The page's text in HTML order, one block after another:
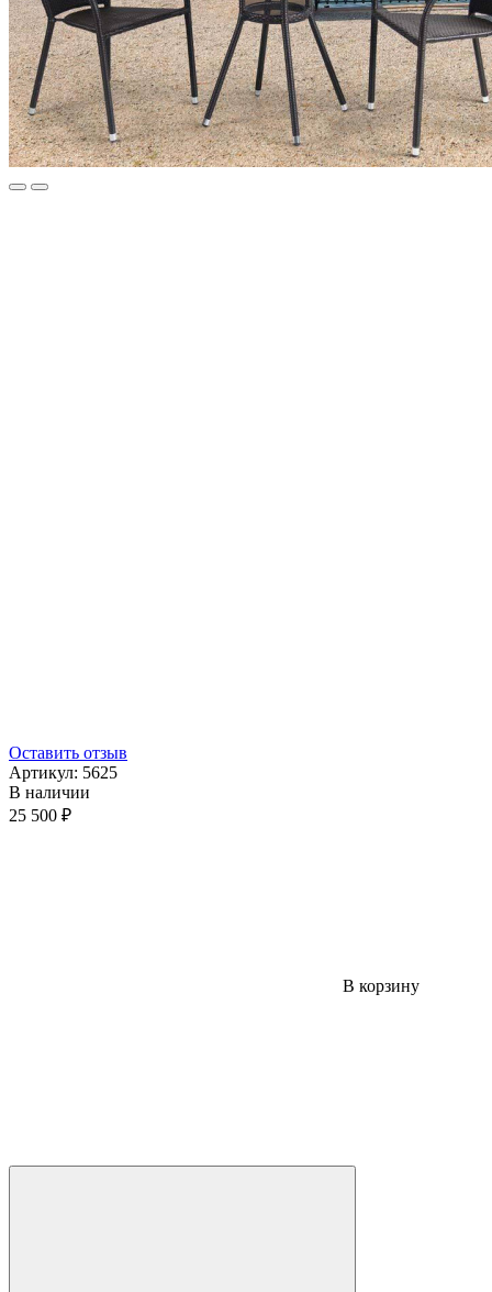
Оставить отзыв
Артикул: 5625
В наличии
25 500 ₽
В корзину